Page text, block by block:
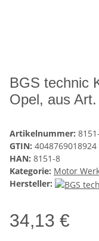
BGS technic
Opel, aus
Artikelnummer:
GTIN: 4048769018924
HAN: 8151-8
Kategorie: Motor
Hersteller:
34,13 €